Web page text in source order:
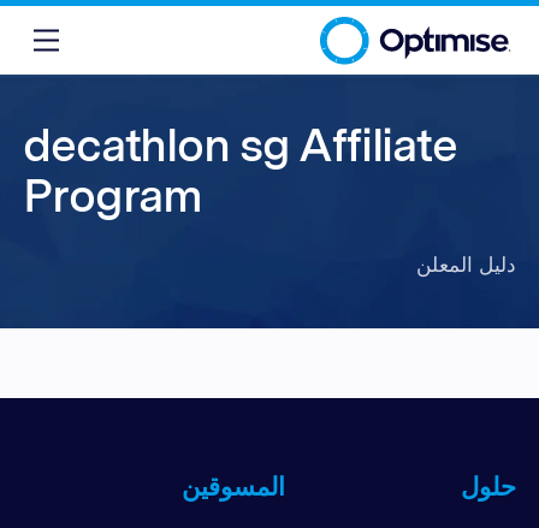
decathlon sg Affiliate
Program
دليل المعلن
حلول المسوقين